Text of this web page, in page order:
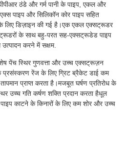
ठंडे और गर्म पानी के पाइप, एकल और
पाइप और सिलिकॉन कोर पाइप सहित
के लिए डिज़ाइन की गई है।एक एकल एक्सट्रूडर
के साथ बहु-परत सह-एक्सट्रूडेड पाइप
करने में सक्षम.
पेंच स्थिर गुणवत्ता और उच्च एक्सट्रूज़न
प्रसंस्करण रेंज के लिए ग्रिट ब्रैकेट डाई कम
प्राप्त करता है।मजबूत घर्षण प्रतिरोध के
उच्च गति कर्षण शक्ति प्रदान करता हैधूल
काटने के किनारों के लिए कम शोर और उच्च